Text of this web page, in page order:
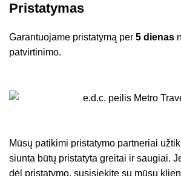
Pristatymas
Garantuojame pristatymą per5 dienas
patvirtinimo.
Mūsų patikimi pristatymo partneriai
siunta būtų pristatyta greitai ir saugiai.
dėl pristatymo, susisiekite su mūsų